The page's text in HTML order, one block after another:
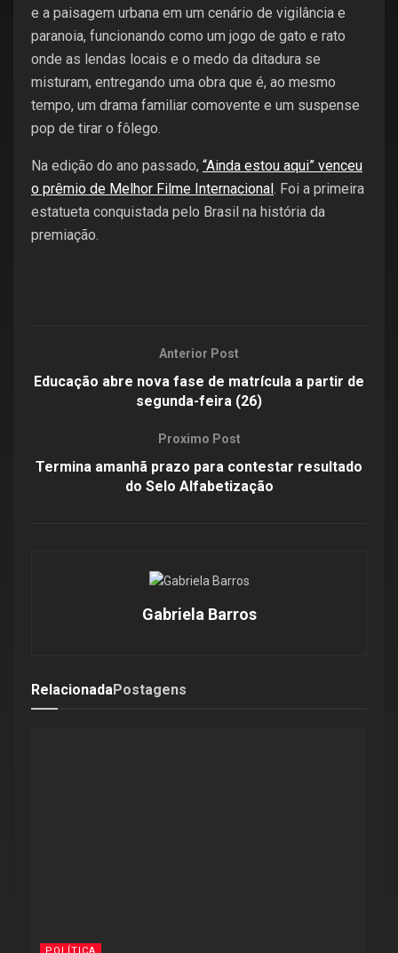
e a paisagem urbana em um cenário de vigilância e
paranoia, funcionando como um jogo de gato e rato
onde as lendas locais e o medo da ditadura se
misturam, entregando uma obra que é, ao mesmo
tempo, um drama familiar comovente e um suspense
pop de tirar o fôlego.
Na edição do ano passado, “Ainda estou aqui” venceu
o prêmio de Melhor Filme Internacional . Foi a primeira
estatueta conquistada pelo Brasil na história da
premiação.
Anterior Post
Educação abre nova fase de matrícula a partir de
segunda-feira (26)
Proximo Post
Termina amanhã prazo para contestar resultado
do Selo Alfabetização
Gabriela Barros
RelacionadaPostagens
POLÍTICA